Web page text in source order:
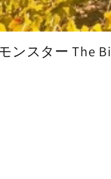
ンスター The